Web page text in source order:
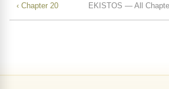
‹ Chapter 20 EKISTOS — All